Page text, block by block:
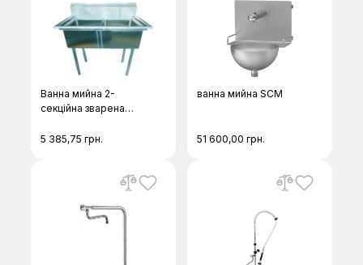
Ванна мийна 2-
секційна зварена
5 385,75грн.
ванна мийна SCM
51 600,00грн.